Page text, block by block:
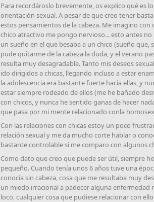
Para recordároslo brevemente, os explico qué es
orientación sexual. A pesar de que creo tener
estos pensamientos de la cabeza. Me imagino
chico atractivo me pongo nervioso... esto antes
un sueño en el que besaba a un chico (sueño
pude quitarme de la cabeza la duda, y el verano
resulta muy desagradable. Tanto mis deseos
ido dirigidos a chicas, llegando incluso a estar
la adolescencia era bastante fuerte hacia ellas, y
estar siempre rodeado de ellos (me he bañado
con chicos, y nunca he sentido ganas de hacer
que pasa por mi mente relacionado conla
Con las relaciones con chicas estoy un poco
relación sexual y me da mucho corte hablar o
bastante controlable si me comparo con algunos
Como dato que creo que puede ser útil, siempre
pequeño. Cuando tenía unos 6 años tuve una
conocía sin cabeza, cosa que me resultaba muy
un miedo irracional a padecer alguna
loco, cualquier cosa que pudiese relacionar con